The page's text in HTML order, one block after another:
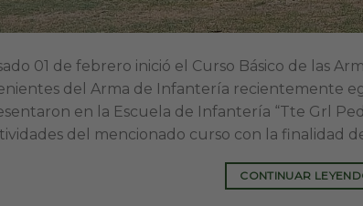
01 de febrero inició el Curso Básico de las
del Arma de Infantería recientemente
en la Escuela de Infantería “Tte Grl
del mencionado curso con la finalidad
CONTINUAR